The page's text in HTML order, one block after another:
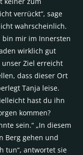
verrückt“, sage
wahrscheinlich.
bin mir im Innersten
wirklich gut
Ziel erreicht
dass dieser Ort
Tanja leise.
hast du ihn
kommen?
sein.“ „In diesem
Berg gehen und
tun“, antwortet sie